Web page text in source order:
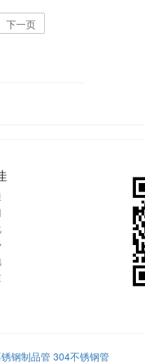
下一页
钢制品管 304不锈钢管